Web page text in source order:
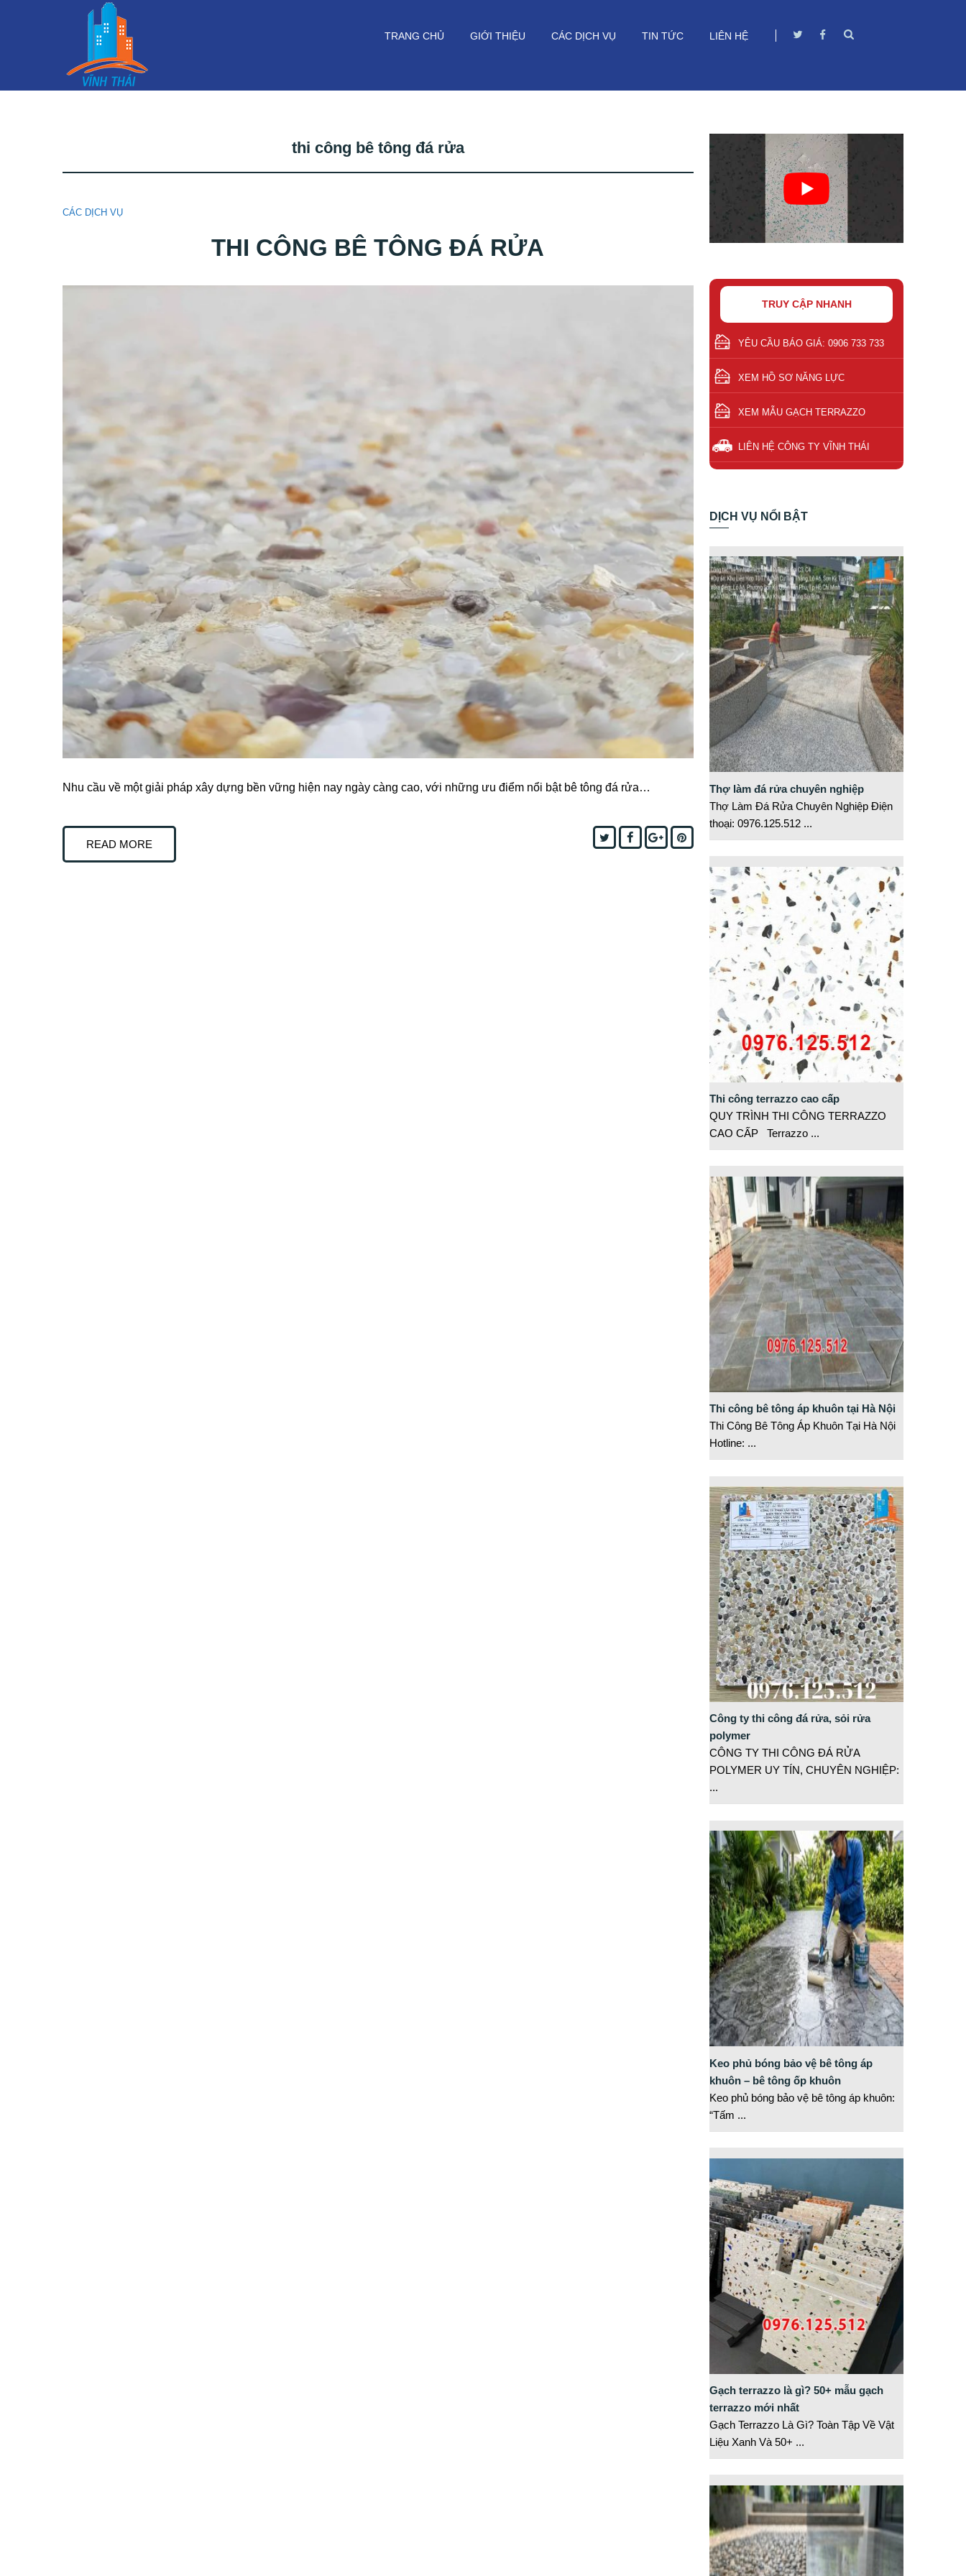
TRANG CHỦ GIỚI THIỆU CÁC DỊCH VỤ TIN TỨC LIÊN HỆ
thi công bê tông đá rửa
CÁC DỊCH VỤ
THI CÔNG BÊ TÔNG ĐÁ RỬA
Nhu cầu về một giải pháp xây dựng bền vững hiện nay ngày càng cao, với những ưu điểm nổi bật bê tông đá rửa…
READ MORE
TwitterFacebookGoogle+Pinterest
TRUY CẬP NHANH
YÊU CẦU BÁO GIÁ: 0906 733 733
XEM HỒ SƠ NĂNG LỰC
XEM MẪU GẠCH TERRAZZO
LIÊN HỆ CÔNG TY VĨNH THÁI
DỊCH VỤ NỔI BẬT
Thợ làm đá rửa chuyên nghiệp
Thợ Làm Đá Rửa Chuyên Nghiệp Điện
thoại: 0976.125.512 ...
Thi công terrazzo cao cấp
QUY TRÌNH THI CÔNG TERRAZZO
CAO CẤP Terrazzo ...
Thi công bê tông áp khuôn tại Hà Nội
Thi Công Bê Tông Áp Khuôn Tại Hà Nội
Hotline: ...
Công ty thi công đá rửa, sỏi rửa
polymer
CÔNG TY THI CÔNG ĐÁ RỬA
POLYMER UY TÍN, CHUYÊN NGHIỆP:
...
Keo phủ bóng bảo vệ bê tông áp
khuôn – bê tông ốp khuôn
Keo phủ bóng bảo vệ bê tông áp khuôn:
“Tấm ...
Gạch terrazzo là gì? 50+ mẫu gạch
terrazzo mới nhất
Gạch Terrazzo Là Gì? Toàn Tập Về Vật
Liệu Xanh Và 50+ ...